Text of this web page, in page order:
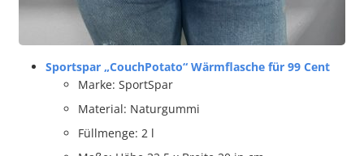
Sportspar „CouchPotato“ Wärmflasche für 99 Cent
Marke: SportSpar
Material: Naturgummi
Füllmenge: 2 l